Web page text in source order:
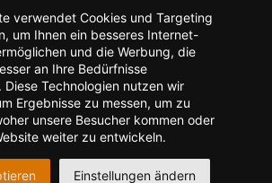
verwendet Cookies und Targeting
um Ihnen ein besseres Internet-
und die Werbung, die
an Ihre Bedürfnisse
Diese Technologien nutzen wir
Ergebnisse zu messen, um zu
unsere Besucher kommen oder
weiter zu entwickeln.
Einstellungen ändern
| Jean Paul
Missbrauch melden
Datenschutz
Barriere melden
m
A
c
c
Accessibility-Modus aktivieren
I
m
K
o
Kontrastmodus aktivieren
eigenes Gedenkportal erstellen
Vertrag widerrufen